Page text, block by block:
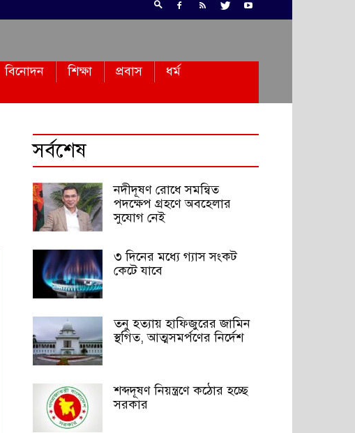
বিনোদন শিক্ষা প্রবাস
ধর্ম
সর্বশেষ
নদীদূষণ রোধে সমন্বিত
পদক্ষেপ গ্রহণে অবহেলার
সুযোগ নেই
৩ দিনের মধ্যে গ্যাস সংকট
কেটে যাবে
তনু হত্যায় হাফিজুরের জামিন
স্থগিত, আত্মসমর্পণের নির্দেশ
শব্দদূষণ নিয়ন্ত্রণে কঠোর হচ্ছে
সরকার